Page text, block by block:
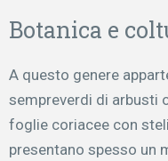
Botanica e
A questo genere
sempreverdi di arbusti
foglie coriacee con
presentano spesso un